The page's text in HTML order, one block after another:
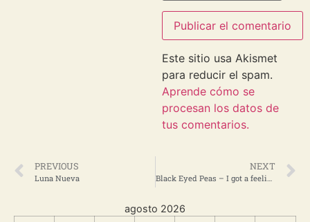
Este sitio usa Akismet
para reducir el spam.
Aprende cómo se
procesan los datos de
tus comentarios.
PREVIOUS
Luna Nueva
NEXT
Black Eyed Peas – I got a feeling
agosto 2026